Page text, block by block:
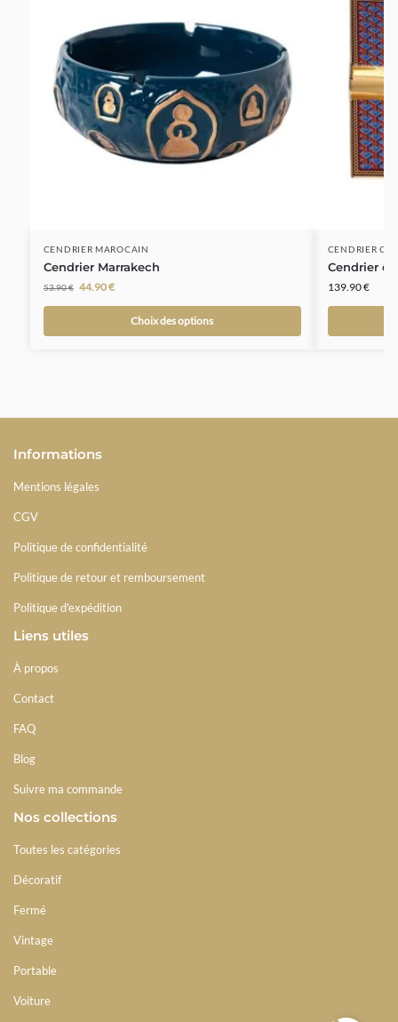
CENDRIER MAROCAIN
Cendrier Marrakech
53.90€ 44.90€
Choix des options
CENDRIER
Cendrier
139.90€
Informations
Mentions légales
CGV
Politique de confidentialité
Politique de retour et remboursement
Politique d'expédition
Liens utiles
À propos
Contact
FAQ
Blog
Suivre ma commande
Nos collections
Toutes les catégories
Décoratif
Fermé
Vintage
Portable
Voiture